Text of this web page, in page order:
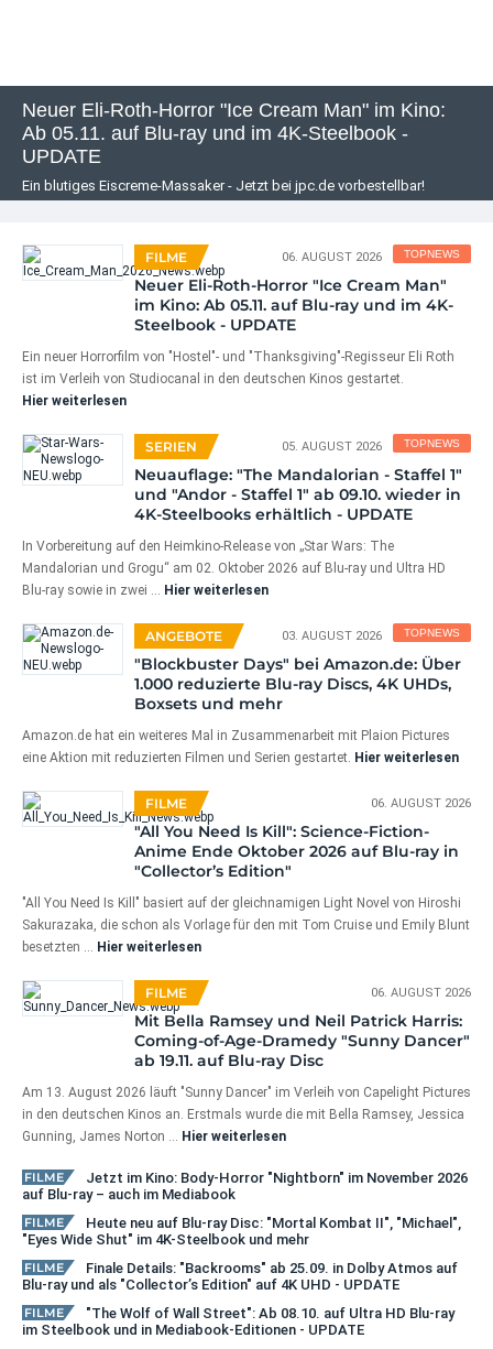
Neuer Eli-Roth-Horror "Ice Cream Man" im Kino:
Ab 05.11. auf Blu-ray und im 4K-Steelbook -
UPDATE
Ein blutiges Eiscreme-Massaker - Jetzt bei jpc.de vorbestellbar!
FILME TOPNEWS
06. AUGUST 2026
Neuer Eli-Roth-Horror "Ice Cream Man"
im Kino: Ab 05.11. auf Blu-ray und im 4K-
Steelbook - UPDATE
Ein neuer Horrorfilm von "Hostel"- und "Thanksgiving"-Regisseur Eli Roth
ist im Verleih von Studiocanal in den deutschen Kinos gestartet.
Hier weiterlesen
SERIEN TOPNEWS
05. AUGUST 2026
Neuauflage: "The Mandalorian - Staffel 1"
und "Andor - Staffel 1" ab 09.10. wieder in
4K-Steelbooks erhältlich - UPDATE
In Vorbereitung auf den Heimkino-Release von „Star Wars: The
Mandalorian und Grogu“ am 02. Oktober 2026 auf Blu-ray und Ultra HD
Blu-ray sowie in zwei ... Hier weiterlesen
ANGEBOTE TOPNEWS
03. AUGUST 2026
"Blockbuster Days" bei Amazon.de: Über
1.000 reduzierte Blu-ray Discs, 4K UHDs,
Boxsets und mehr
Amazon.de hat ein weiteres Mal in Zusammenarbeit mit Plaion Pictures
eine Aktion mit reduzierten Filmen und Serien gestartet. Hier weiterlesen
FILME 06. AUGUST 2026
"All You Need Is Kill": Science-Fiction-
Anime Ende Oktober 2026 auf Blu-ray in
"Collector’s Edition"
"All You Need Is Kill" basiert auf der gleichnamigen Light Novel von Hiroshi
Sakurazaka, die schon als Vorlage für den mit Tom Cruise und Emily Blunt
besetzten … Hier weiterlesen
FILME 06. AUGUST 2026
Mit Bella Ramsey und Neil Patrick Harris:
Coming-of-Age-Dramedy "Sunny Dancer"
ab 19.11. auf Blu-ray Disc
Am 13. August 2026 läuft "Sunny Dancer" im Verleih von Capelight Pictures
in den deutschen Kinos an. Erstmals wurde die mit Bella Ramsey, Jessica
Gunning, James Norton … Hier weiterlesen
FILME
Jetzt im Kino: Body-Horror "Nightborn" im November 2026
auf Blu-ray – auch im Mediabook
FILME
Heute neu auf Blu-ray Disc: "Mortal Kombat II", "Michael",
"Eyes Wide Shut" im 4K-Steelbook und mehr
FILME
Finale Details: "Backrooms" ab 25.09. in Dolby Atmos auf
Blu-ray und als "Collector’s Edition" auf 4K UHD - UPDATE
FILME
"The Wolf of Wall Street": Ab 08.10. auf Ultra HD Blu-ray
im Steelbook und in Mediabook-Editionen - UPDATE